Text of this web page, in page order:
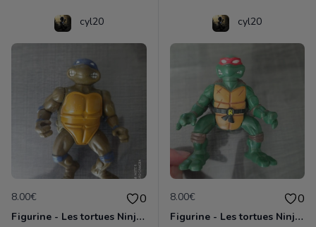
cyl20
8.00€ 0
Figurine - Les tortues Ninja - Donatello
cyl20
8.00€ 0
Figurine - Les tortues Ninja - Raphael